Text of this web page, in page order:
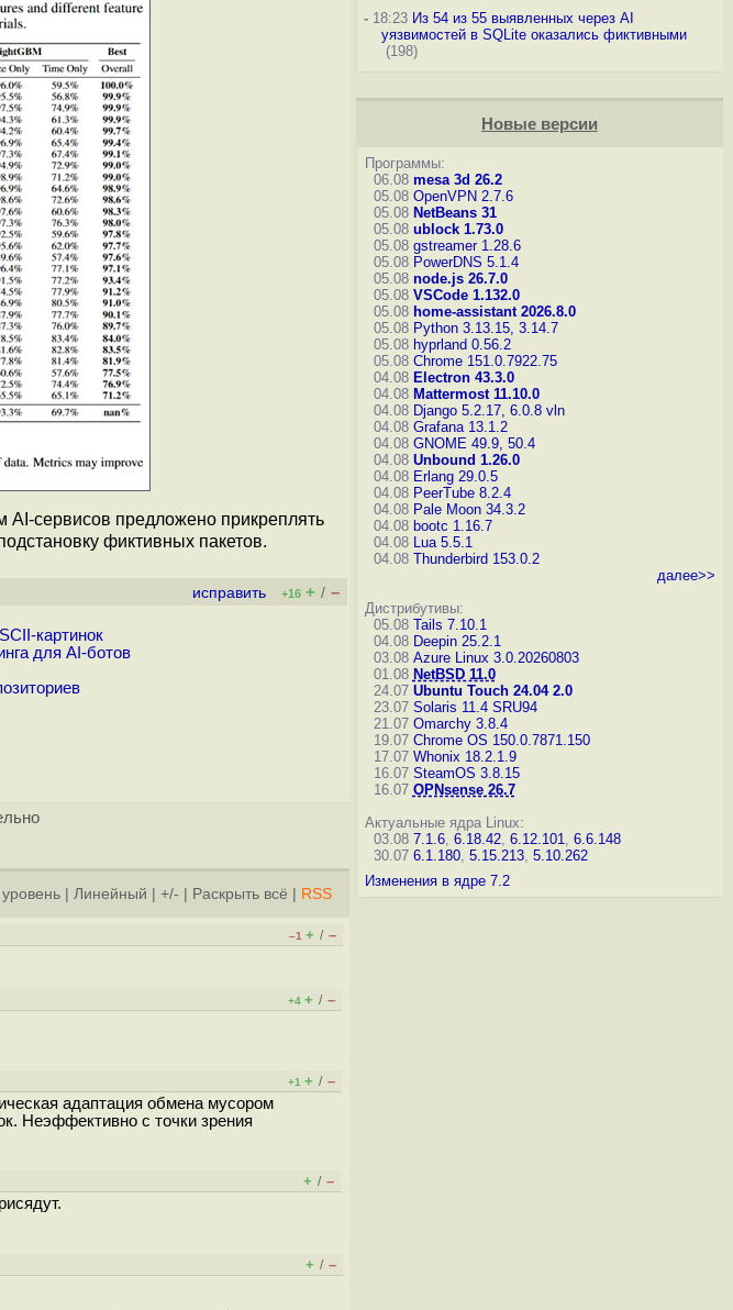
AI-сервисов предложено прикреплять
фиктивных пакетов.
исправить +16 + / –
картинок
для AI-ботов
уровень Линейный +/- Раскрыть всё RSS
–1 + / –
+4 + / –
+1 + / –
адаптация обмена мусором
Неэффективно с точки зрения
+ / –
+ / –
-18:23 Из 54 из 55 выявленных через AI
уязвимостей в SQLite оказались фиктивными
(198)
Новые версии
Программы:
06.08 mesa 3d 26.2
05.08 OpenVPN 2.7.6
05.08 NetBeans 31
05.08 ublock 1.73.0
05.08 gstreamer 1.28.6
05.08 PowerDNS 5.1.4
05.08 node.js 26.7.0
05.08 VSCode 1.132.0
05.08 home-assistant 2026.8.0
05.08 Python 3.13.15, 3.14.7
05.08 hyprland 0.56.2
05.08 Chrome 151.0.7922.75
04.08 Electron 43.3.0
04.08 Mattermost 11.10.0
04.08 Django 5.2.17, 6.0.8 vln
04.08 Grafana 13.1.2
04.08 GNOME 49.9, 50.4
04.08 Unbound 1.26.0
04.08 Erlang 29.0.5
04.08 PeerTube 8.2.4
04.08 Pale Moon 34.3.2
04.08 bootc 1.16.7
04.08 Lua 5.5.1
04.08 Thunderbird 153.0.2
далее>>
Дистрибутивы:
05.08 Tails 7.10.1
04.08 Deepin 25.2.1
03.08 Azure Linux 3.0.20260803
01.08 NetBSD 11.0
24.07 Ubuntu Touch 24.04 2.0
23.07 Solaris 11.4 SRU94
21.07 Omarchy 3.8.4
19.07 Chrome OS 150.0.7871.150
17.07 Whonix 18.2.1.9
16.07 SteamOS 3.8.15
16.07 OPNsense 26.7
Актуальные ядра Linux:
03.08 7.1.6, 6.18.42, 6.12.101, 6.6.148
30.07 6.1.180, 5.15.213, 5.10.262
Изменения в ядре 7.2